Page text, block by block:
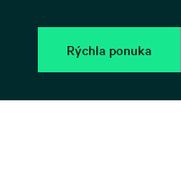
Rýchla ponuka